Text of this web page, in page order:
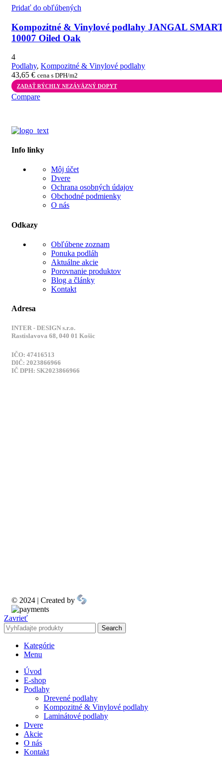
Pridať do obľúbených
Kompozitné & Vinylové podlahy JANGAL
10007 Oiled Oak
4
Podlahy, Kompozitné & Vinylové podlahy
43,65 € cena s DPH/m2
ZADAŤ RÝCHLY NEZÁVÄZNÝ DOPYT
Compare
Info linky
Môj účet
Dvere
Ochrana osobných údajov
Obchodné podmienky
O nás
Odkazy
Obľúbene zoznam
Ponuka podláh
Aktuálne akcie
Porovnanie produktov
Blog a články
Kontakt
Adresa
INTER - DESIGN s.r.o.
Rastislavova 68, 040 01 Košic
IČO: 47416513
DIČ: 2023866966
IČ DPH: SK2023866966
© 2024 | Created by
Zavrieť
Search
Kategórie
Menu
Úvod
E-shop
Podlahy
Drevené podlahy
Kompozitné & Vinylové podlahy
Laminátové podlahy
Dvere
Akcie
O nás
Kontakt